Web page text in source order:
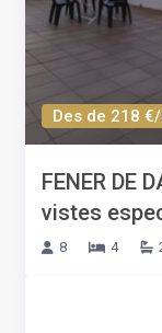
Des de 218
FENER DE
vistes
8 4